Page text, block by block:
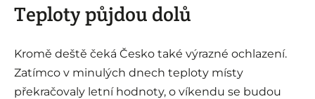
Teploty půjdou dolů
Kromě deště čeká Česko také výrazné ochlazení.
Zatímco v minulých dnech teploty místy
překračovaly letní hodnoty, o víkendu se budou